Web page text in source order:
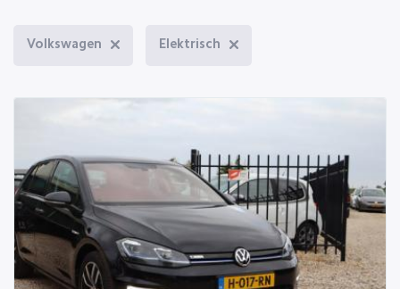
Volkswagen Elektrisch